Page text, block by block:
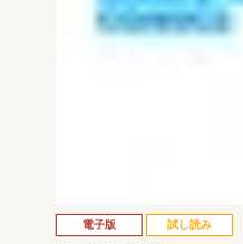
電子版 試し読み